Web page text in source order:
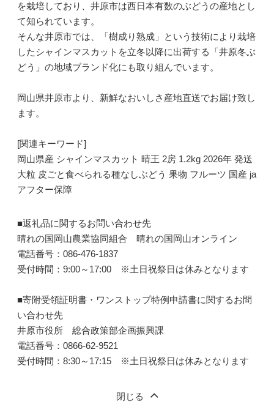
を栽培しており、井原市は西日本有数のぶどうの産地とし
て知られています。
そんな井原市では、「樹成り熟成」という技術により栽培
したシャインマスカットを立冬以降に出荷する「井原冬ぶ
どう」の地域ブランド化にも取り組んでいます。
岡山県井原市より、新鮮なおいしさ産地直送でお届け致し
ます。
[関連キーワード]
岡山県産 シャインマスカット 晴王 2房 1.2kg 2026年 発送
大粒 皮ごと食べられる種なしぶどう 果物 フルーツ 国産 ja
アフター保障
■返礼品に関するお問い合わせ先
晴れの国岡山農業協同組合 晴れの国岡山オンライン
電話番号：086-476-1837
受付時間：9:00～17:00 ※土日祝祭日は休みとなります
■寄附受領証明書・ワンストップ特例申請書に関するお問
い合わせ先
井原市役所 総合政策部企画振興課
電話番号：0866-62-9521
受付時間：8:30～17:15 ※土日祝祭日は休みとなります
閉じる